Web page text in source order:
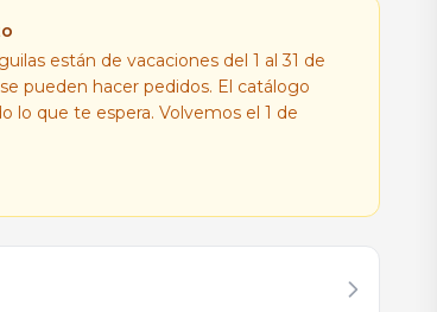
están de vacaciones del 1 al 31 de
pueden hacer pedidos. El catálogo
lo que te espera. Volvemos el 1 de